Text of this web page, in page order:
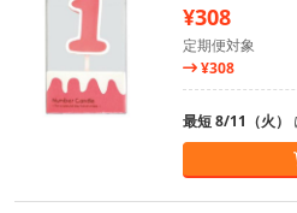
¥308
定期便対象
¥308
最短 8/11（火）